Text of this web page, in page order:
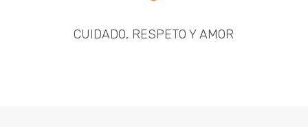
CUIDADO, RESPETO Y AMOR